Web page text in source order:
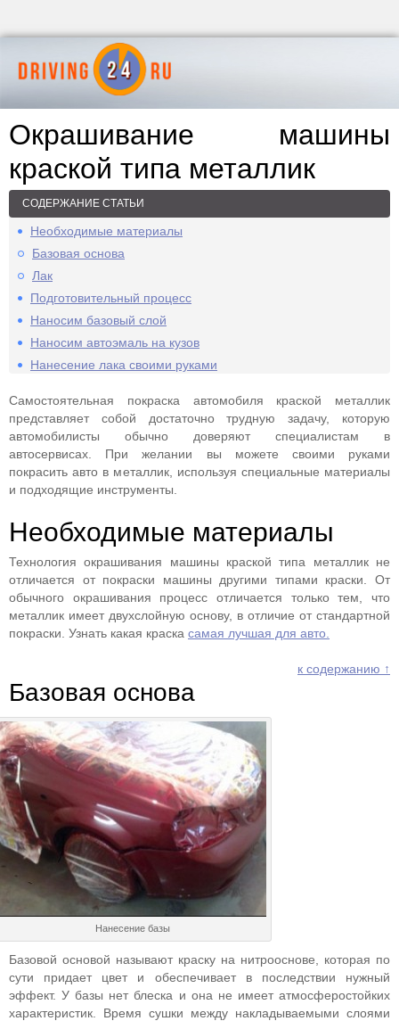
Окрашивание машины
краской типа металлик
СОДЕРЖАНИЕ СТАТЬИ
Необходимые материалы
Базовая основа
Лак
Подготовительный процесс
Наносим базовый слой
Наносим автоэмаль на кузов
Нанесение лака своими руками
Самостоятельная покраска автомобиля краской металлик
представляет собой достаточно трудную задачу, которую
автомобилисты обычно доверяют специалистам в
автосервисах. При желании вы можете своими руками
покрасить авто в металлик, используя специальные материалы
и подходящие инструменты.
Необходимые материалы
Технология окрашивания машины краской типа металлик не
отличается от покраски машины другими типами краски. От
обычного окрашивания процесс отличается только тем, что
металлик имеет двухслойную основу, в отличие от стандартной
покраски. Узнать какая краска самая лучшая для авто.
к содержанию ↑
Базовая основа
Нанесение базы
Базовой основой называют краску на нитрооснове, которая по
сути придает цвет и обеспечивает в последствии нужный
эффект. У базы нет блеска и она не имеет атмосферостойких
характеристик. Время сушки между накладываемыми слоями